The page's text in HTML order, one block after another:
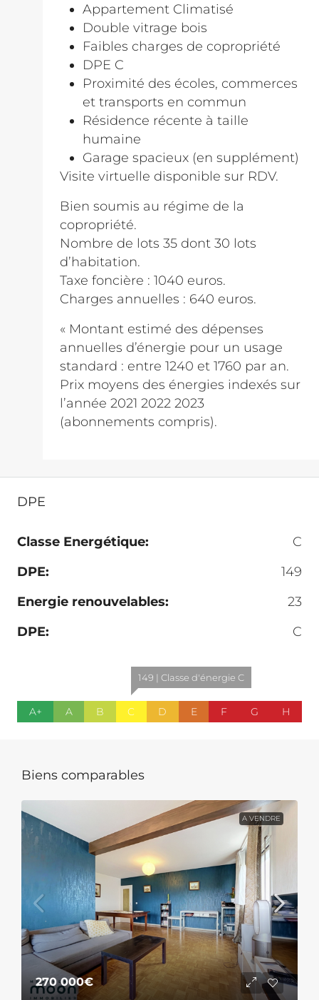
Appartement Climatisé
Double vitrage bois
Faibles charges de copropriété
DPE C
Proximité des écoles, commerces
et transports en commun
Résidence récente à taille
humaine
Garage spacieux (en supplément)
Visite virtuelle disponible sur RDV.
Bien soumis au régime de la
copropriété.
Nombre de lots 35 dont 30 lots
d’habitation.
Taxe foncière : 1040 euros.
Charges annuelles : 640 euros.
« Montant estimé des dépenses
annuelles d’énergie pour un usage
standard : entre 1240 et 1760 par an.
Prix moyens des énergies indexés sur
l’année 2021 2022 2023
(abonnements compris).
DPE
Classe Energétique:
C
DPE:
149
Energie renouvelables:
23
DPE:
C
A+ A B
149 | Classe d'énergie C
C D E F G H
Biens comparables
A VENDRE
270 000€